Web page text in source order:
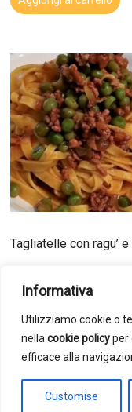
Informativa
Utilizziamo cookie o
nella cookie policyper
efficace alla
Customise
Tagliatelle con ragu’
Copyright - Caffè